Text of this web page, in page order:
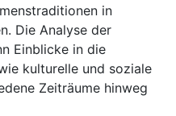
in
Die Analyse der
Einblicke in die
kulturelle und soziale
Zeiträume hinweg